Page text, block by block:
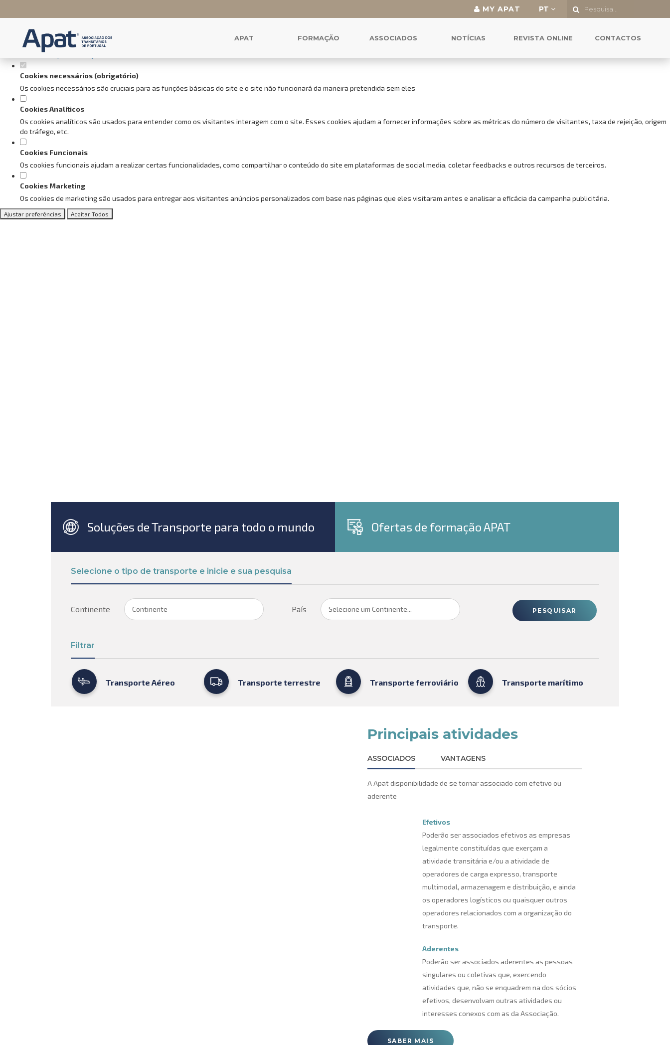
Defina as suas preferências de cookies para este website.
Este website utiliza cookies estritamente necessários, analíticos e funcionais, para lhe oferecer uma boa experiência de navegação e acesso a todas as funcionalidades.
Consulte a nossa
Cookies necessários (obrigatório)
Os cookies necessários são cruciais para as funções básicas do site e o site não funcionará da maneira pretendida sem eles
Cookies Analíticos
Os cookies analíticos são usados para entender como os visitantes interagem com o site. Esses cookies ajudam a fornecer informações sobre as métricas do número de visitantes, taxa de rejeição, origem
do tráfego, etc.
Cookies Funcionais
Os cookies funcionais ajudam a realizar certas funcionalidades, como compartilhar o conteúdo do site em plataformas de social media, coletar feedbacks e outros recursos de terceiros.
Cookies Marketing
Os cookies de marketing são usados para entregar aos visitantes anúncios personalizados com base nas páginas que eles visitaram antes e analisar a eficácia da campanha publicitária.
Ajustar preferências Aceitar Todos
MY APAT PT
APAT FORMAÇÃO ASSOCIADOS NOTÍCIAS REVISTA ONLINE CONTACTOS
Soluções de Transporte para todo o mundo Ofertas de formação APAT
Selecione o tipo de transporte e inicie e sua pesquisa
Continente Continente País Selecione um Continente... PESQUISAR
Filtrar
Transporte Aéreo Transporte terrestre Transporte ferroviário Transporte marítimo
Principais atividades
ASSOCIADOS VANTAGENS
A Apat disponibilidade de se tornar associado com efetivo ou
aderente
Efetivos
Poderão ser associados efetivos as empresas
legalmente constituídas que exerçam a
atividade transitária e/ou a atividade de
operadores de carga expresso, transporte
multimodal, armazenagem e distribuição, e ainda
os operadores logísticos ou quaisquer outros
operadores relacionados com a organização do
transporte.
Aderentes
Poderão ser associados aderentes as pessoas
singulares ou coletivas que, exercendo
atividades que, não se enquadrem na dos sócios
efetivos, desenvolvam outras atividades ou
interesses conexos com as da Associação.
SABER MAIS